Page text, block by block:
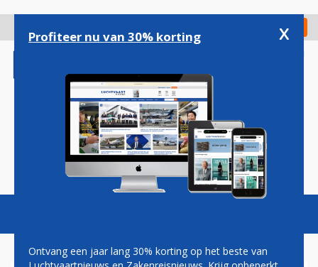
gaan
Check in
Magazine Podcasts Vacatures
Profiteer nu van 30% korting x
Ontvang een jaar lang 30% korting op het beste van